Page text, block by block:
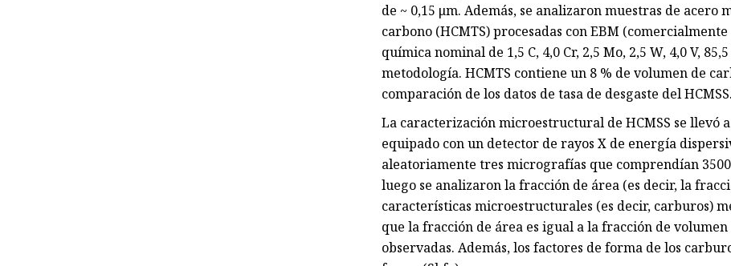
de ~ 0,15 μm. Además, se analizaron muestras de
carbono (HCMTS) procesadas con EBM
química nominal de 1,5 C, 4,0 Cr, 2,5 Mo, 2,5 W, 4,0 V,
metodología. HCMTS contiene un 8 % de volumen de
comparación de los datos de tasa de desgaste del HCMSS.
La caracterización microestructural de HCMSS se llevó
equipado con un detector de rayos X de energía
aleatoriamente tres micrografías que comprendían
luego se analizaron la fracción de área (es decir, la
características microestructurales (es decir, carburos)
que la fracción de área es igual a la fracción de
observadas. Además, los factores de forma de los